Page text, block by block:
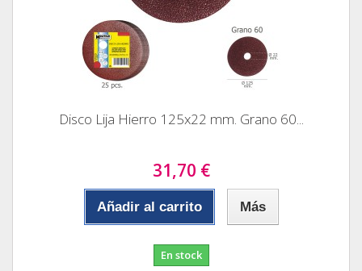
Disco Lija Hierro 125x22 mm. Grano 60...
31,70 €
Añadir al carrito Más
En stock